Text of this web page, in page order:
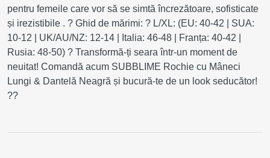
pentru femeile care vor să se simtă încrezătoare, sofisticate
și irezistibile . ? Ghid de mărimi: ? L/XL: (EU: 40-42 | SUA:
10-12 | UK/AU/NZ: 12-14 | Italia: 46-48 | Franța: 40-42 |
Rusia: 48-50) ? Transformă-ți seara într-un moment de
neuitat! Comandă acum SUBBLIME Rochie cu Mâneci
Lungi & Dantelă Neagră și bucură-te de un look seducător!
??